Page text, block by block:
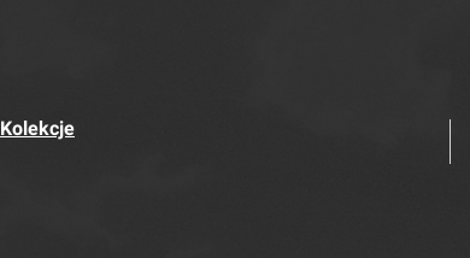
Kolekcje